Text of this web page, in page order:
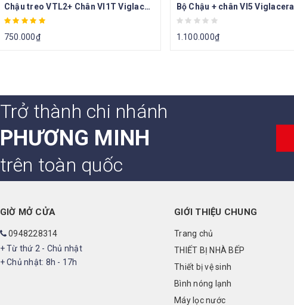
Chậu treo VTL2+ Chân VI1T Viglacera
750.000₫
Bộ Chậu + chân VI5 Viglacera
1.100.000₫
Trở thành chi nhánh
PHƯƠNG MINH
trên toàn quốc
GIỜ MỞ CỬA
0948228314
+ Từ thứ 2 - Chủ nhật
+ Chủ nhật: 8h - 17h
GIỚI THIỆU CHUNG
Trang chủ
THIẾT BỊ NHÀ BẾP
Thiết bị vệ sinh
Bình nóng lạnh
Máy lọc nước